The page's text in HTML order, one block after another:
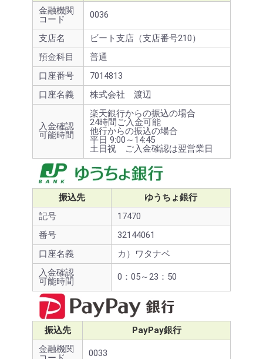
金融機関
コード
0036
支店名
ビート支店（支店番号210）
預金科目
普通
口座番号
7014813
口座名義
株式会社 渡辺
入金確認
可能時間
楽天銀行からの振込の場合
24時間ご入金可能
他行からの振込の場合
平日 9:00～14:45
土日祝 ご入金確認は翌営業日
振込先
ゆうちょ銀行
記号
17470
番号
32144061
口座名義
カ）ワタナベ
入金確認
可能時間
0：05～23：50
振込先
PayPay銀行
金融機関
0033